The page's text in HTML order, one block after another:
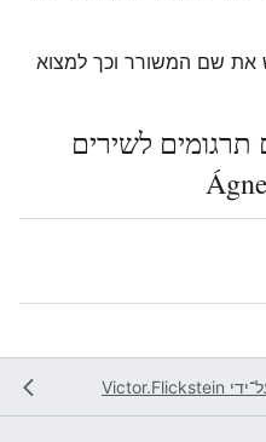
שם המשורר וכך למצוא
לשירים
Victor.Flickstein